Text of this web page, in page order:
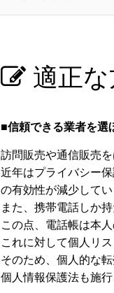
適正
■信頼できる業者を選
訪問販売や通信販売
近年はプライバシー
の有効性が減少してい
また、携帯電話しか
この点、電話帳は本
これに対して個人リ
そのため、個人的な
個人情報保護法も施